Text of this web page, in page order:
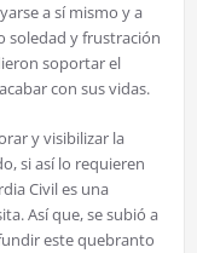
a sí mismo y a
soledad y frustración
soportar el
con sus vidas.
y visibilizar la
si así lo requieren
Civil es una
Así que, se subió a
este quebranto